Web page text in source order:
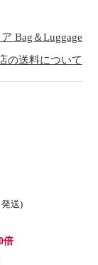
Bag＆Luggage
の送料について
送)
倍